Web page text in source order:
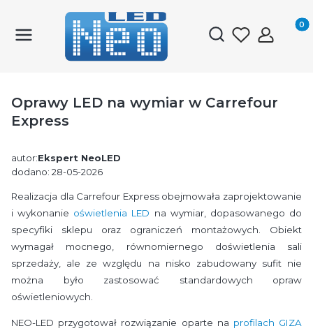
Otwórz
Oprawy LED na wymiar w Carrefour
Express
autor:Ekspert NeoLED
dodano: 28-05-2026
Realizacja dla Carrefour Express obejmowała zaprojektowanie
i wykonanie oświetlenia LED na wymiar, dopasowanego do
specyfiki sklepu oraz ograniczeń montażowych. Obiekt
wymagał mocnego, równomiernego doświetlenia sali
sprzedaży, ale ze względu na nisko zabudowany sufit nie
można było zastosować standardowych opraw
oświetleniowych.
NEO-LED przygotował rozwiązanie oparte na profilach GIZA